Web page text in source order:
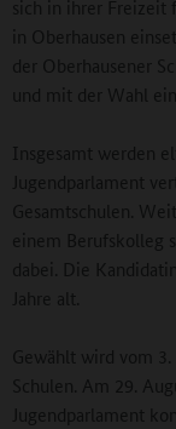
sich in ihrer
in Oberhausen
der Oberhausener
und mit der Wahl
Insgesamt werden
Jugendparlament
Gesamtschulen.
einem Berufskolleg
dabei. Die
Jahre alt.
Gewählt wird vom
Schulen. Am 29.
Jugendparlament